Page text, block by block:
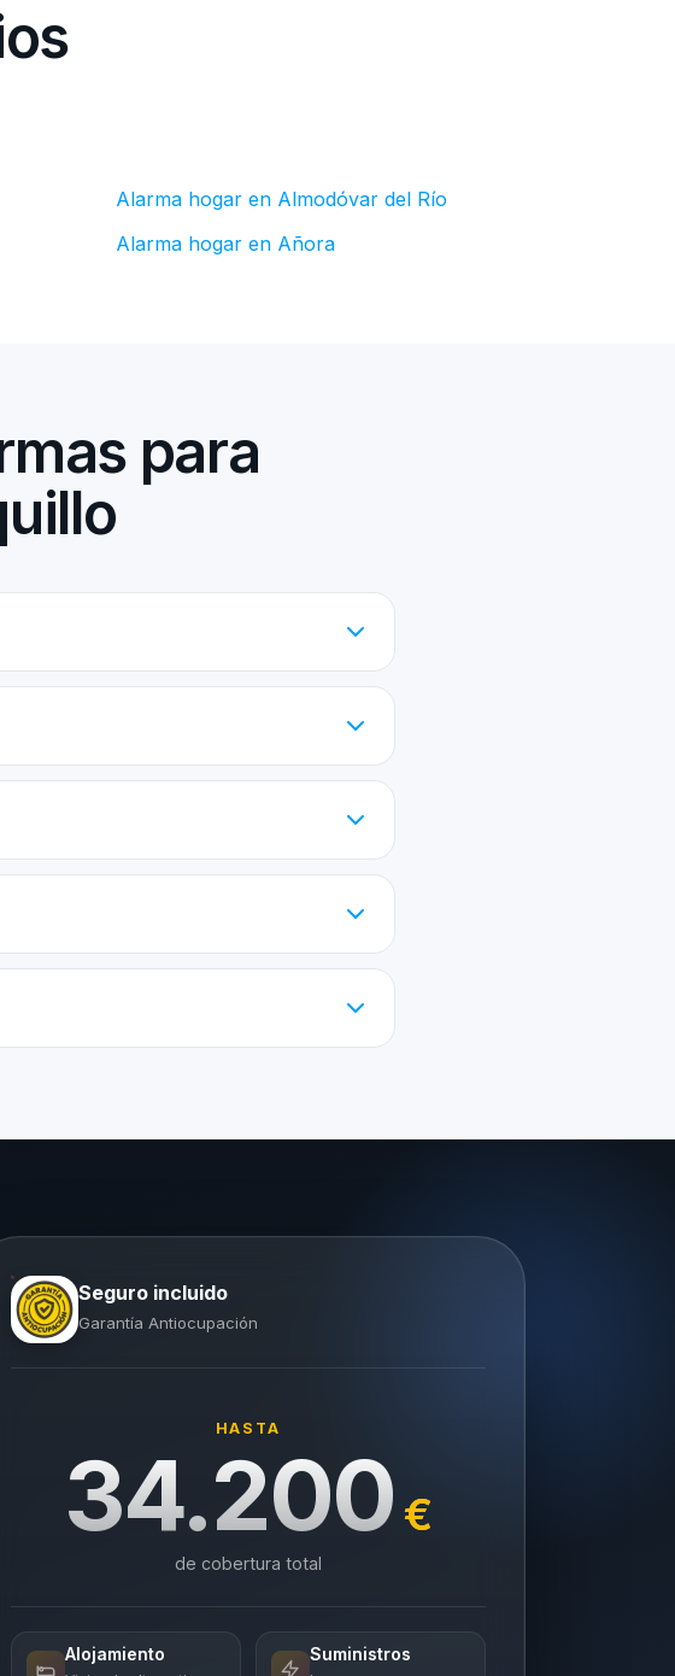
Alarma hogar en Almodóvar del Río
Alarma hogar en Añora
para
Seguro incluido
Garantía Antiocupación
HASTA
34.200 €
de cobertura total
Alojamiento Suministros